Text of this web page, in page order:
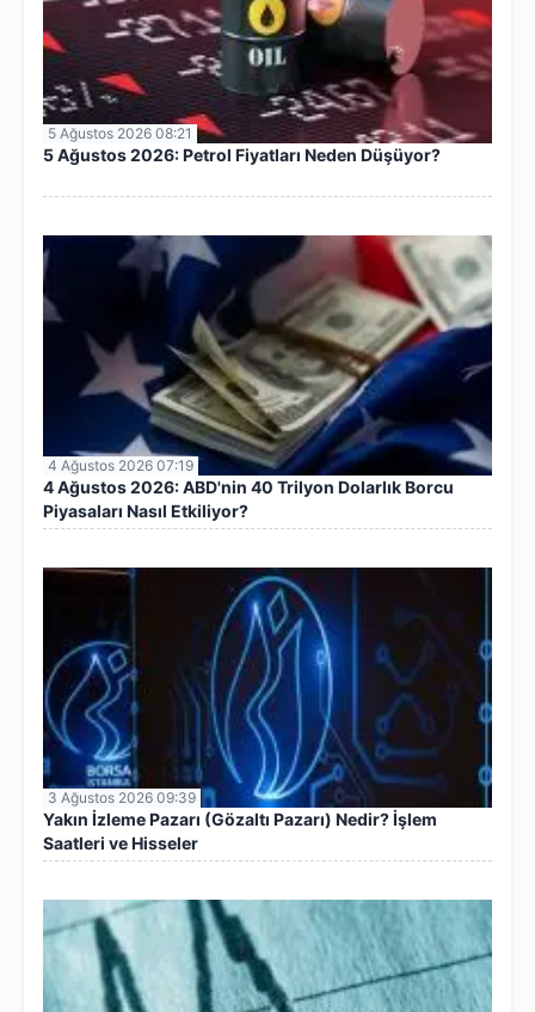
5 Ağustos 2026 08:21
5 Ağustos 2026: Petrol Fiyatları Neden Düşüyor?
4 Ağustos 2026 07:19
4 Ağustos 2026: ABD'nin 40 Trilyon Dolarlık Borcu
Piyasaları Nasıl Etkiliyor?
3 Ağustos 2026 09:39
Yakın İzleme Pazarı (Gözaltı Pazarı) Nedir? İşlem
Saatleri ve Hisseler